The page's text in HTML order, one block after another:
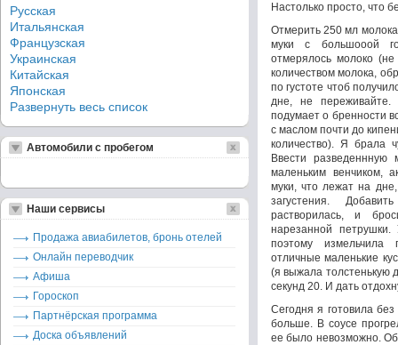
Настолько просто, что
Отмерить 250 мл
муки с большооой
отмерялось молоко
количеством молока,
по густоте чтоб
дне, не переживайте.
подумает о бренности
с маслом почти до
количество). Я брала
Ввести
маленьким венчиком,
муки, что лежат на
загустения.
растворилась, и
нарезанной
поэтому измельчила
отличные маленькие
(я выжала толстенькую
секунд 20. И дать
Сегодня я готовила
больше. В соусе
ее было невозможно.
Русская
Итальянская
Французская
Украинская
Китайская
Японская
Развернуть весь список
Автомобили с пробегом
Наши сервисы
Продажа авиабилетов, бронь отелей
Онлайн переводчик
Афиша
Гороскоп
Партнёрская программа
Доска объявлений